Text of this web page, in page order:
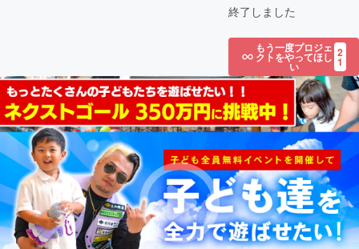
終了しました
もう一度プロジェ
クトをやってほし
い
2
1